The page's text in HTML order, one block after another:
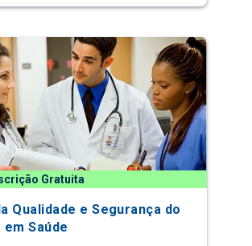
Gratuita
Qualidade e Segurança do
em Saúde